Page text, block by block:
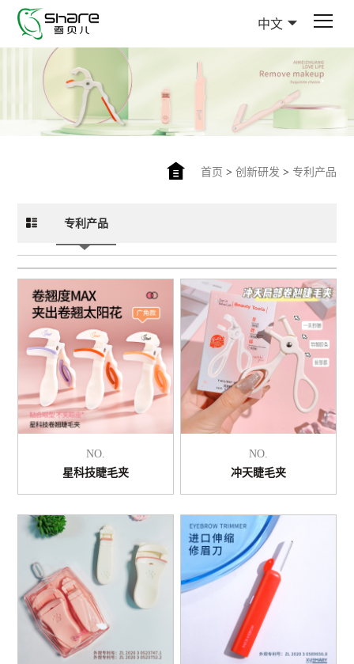
中文
首页 > 创新研发 > 专利产品
专利产品
NO.
星科技睫毛夹
NO.
冲天睫毛夹